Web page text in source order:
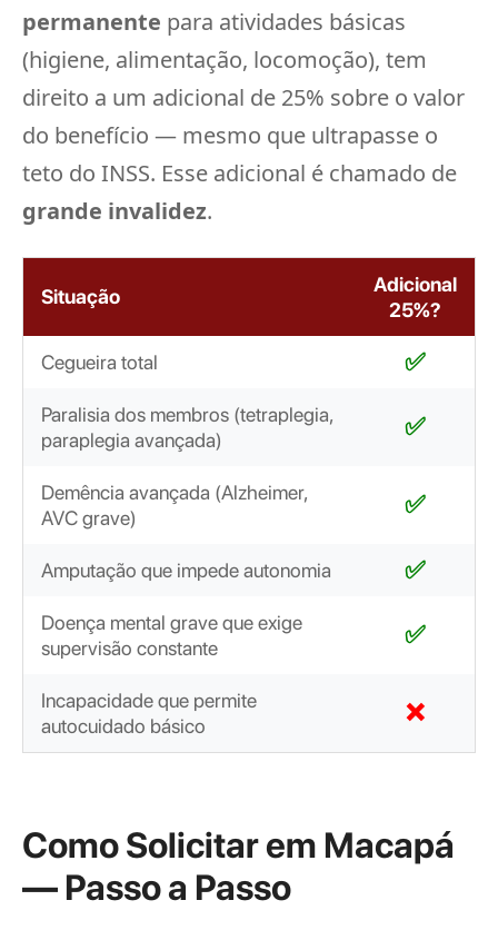
permanente para atividades básicas
(higiene, alimentação, locomoção), tem
direito a um adicional de 25% sobre o valor
do benefício — mesmo que ultrapasse o
teto do INSS. Esse adicional é chamado de
grande invalidez.
Situação
Adicional
25%?
Cegueira total ✅
Paralisia dos membros (tetraplegia,
paraplegia avançada)
✅
Demência avançada (Alzheimer,
AVC grave)
✅
Amputação que impede autonomia ✅
Doença mental grave que exige
supervisão constante
✅
Incapacidade que permite
autocuidado básico
❌
Como Solicitar em Macapá
— Passo a Passo